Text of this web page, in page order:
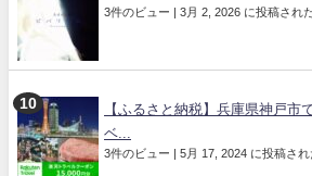
3件のビュー | 3月 2, 2026 に投稿され
【ふるさと納税】兵庫県神戸市
ベ...
3件のビュー | 5月 17, 2024 に投稿され